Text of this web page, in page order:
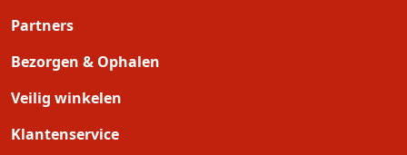
Partners
Bezorgen & Ophalen
Veilig winkelen
Klantenservice